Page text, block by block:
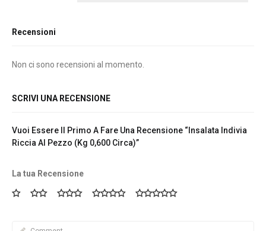
Recensioni
Non ci sono recensioni al momento.
SCRIVI UNA RECENSIONE
Vuoi Essere Il Primo A Fare Una Recensione “Insalata Indivia
Riccia Al Pezzo (kg 0,600 Circa)”
La tua Recensione